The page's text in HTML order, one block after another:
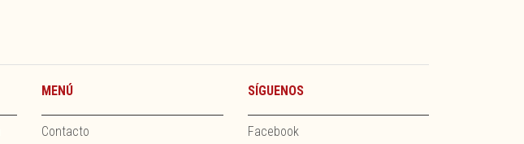
MENÚ
Contacto
SÍGUENOS
Facebook